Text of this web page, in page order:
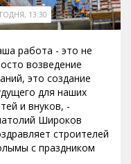
13:30
работа - это не
возведение
это создание
для наших
и внуков, -
Широков
строителей
с праздником